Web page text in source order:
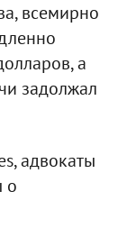
всемирно
а
задолжал
адвокаты
о